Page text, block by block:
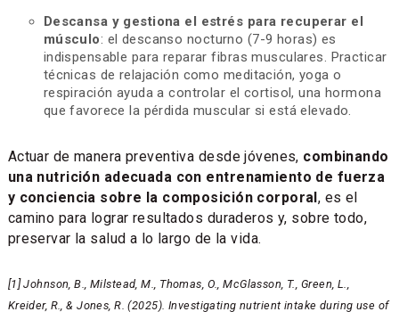
Descansa y gestiona el estrés para recuperar el
músculo: el descanso nocturno (7-9 horas) es
indispensable para reparar fibras musculares. Practicar
técnicas de relajación como meditación, yoga o
respiración ayuda a controlar el cortisol, una hormona
que favorece la pérdida muscular si está elevado.
Actuar de manera preventiva desde jóvenes, combinando
una nutrición adecuada con entrenamiento de fuerza
y conciencia sobre la composición corporal , es el
camino para lograr resultados duraderos y, sobre todo,
preservar la salud a lo largo de la vida.
[1] Johnson, B., Milstead, M., Thomas, O., McGlasson, T., Green, L.,
Kreider, R., & Jones, R. (2025). Investigating nutrient intake during use of